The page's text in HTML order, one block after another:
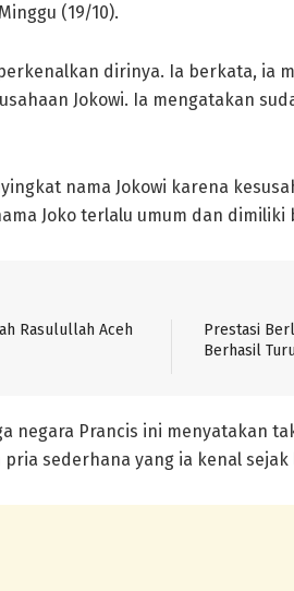
(19/10).
dirinya. Ia berkata, ia
Jokowi. Ia mengatakan
nama Jokowi karena
Joko terlalu umum dan
Rasulullah Aceh
Prestasi
Berhasil
negara Prancis ini menyatakan
sederhana yang ia kenal sejak